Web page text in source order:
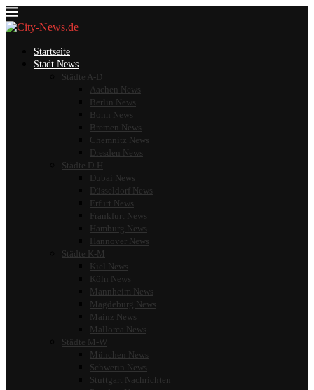
Startseite
Stadt News
Städte A-D
Aachen News
Berlin News
Bonn News
Bremen News
Chemnitz News
Dresden News
Städte D-H
Dubai News
Düsseldorf News
Erfurt News
Frankfurt News
Hamburg News
Hannover News
Städte K-M
Kiel News
Köln News
Mannheim News
Magdeburg News
Mainz News
Mallorca News
Städte M-W
München News
Schwerin News
Stuttgart Nachrichten